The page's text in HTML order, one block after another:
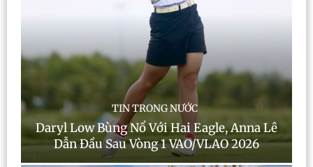
TIN TRONG NƯỚC
Daryl Low Bùng Nổ Với Hai Eagle, Anna Lê
Dẫn Đầu Sau Vòng 1 VAO/VLAO 2026